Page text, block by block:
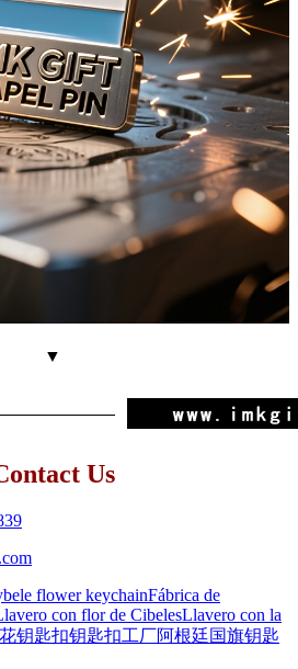
▼
Us
flower keychainFábrica de
con flor de CibelesLlavero con la
钥匙扣钥匙扣工厂阿根廷国旗钥匙